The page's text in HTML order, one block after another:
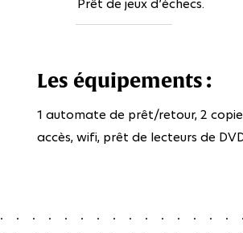
Prêt de jeux d’échecs.
Les équipements :
1 automate de prêt/retour, 2
accès, wifi, prêt de lecteurs de